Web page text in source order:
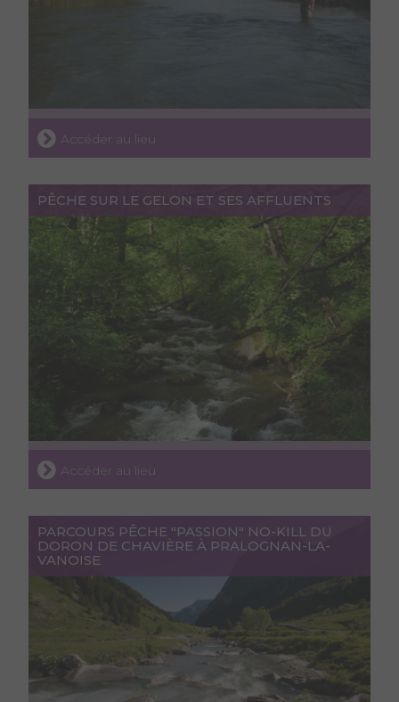
Accéder au lieu
PÊCHE SUR LE GELON ET SES AFFLUENTS
Accéder au lieu
PARCOURS PÊCHE "PASSION" NO-KILL DU
DORON DE CHAVIÈRE À PRALOGNAN-LA-
VANOISE